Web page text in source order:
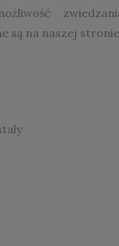
są na naszej